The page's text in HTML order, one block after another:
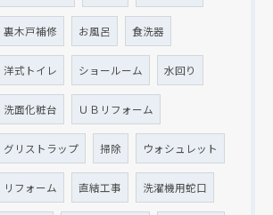
裏木戸補修 お風呂 食洗器
洋式トイレ ショールーム 水回り
洗面化粧台 ＵＢリフォーム
グリストラップ 掃除 ウォシュレット
リフォーム 直結工事 洗濯機用蛇口